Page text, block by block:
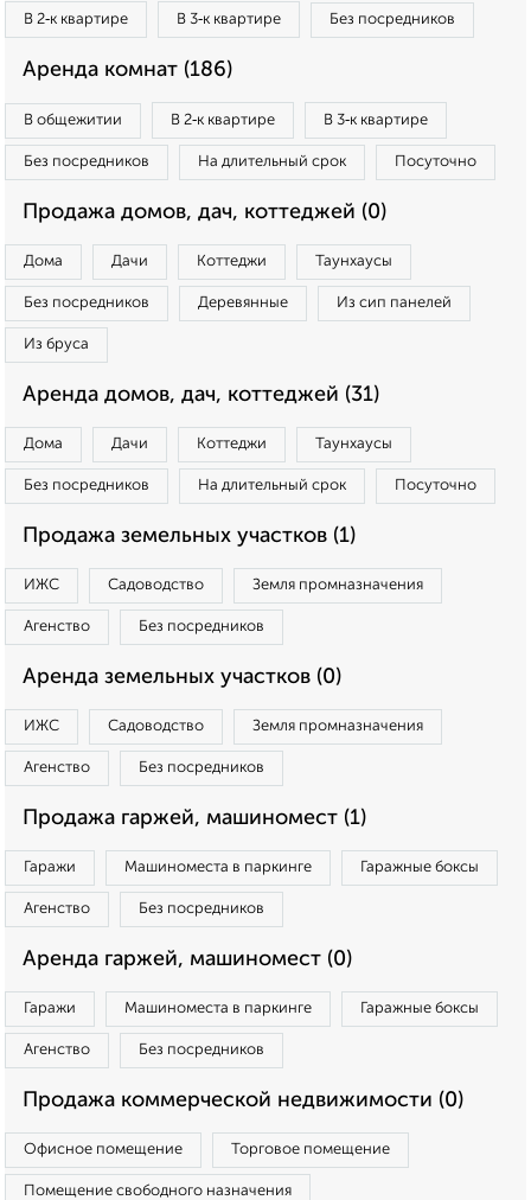
В 2‑к квартире В 3‑к квартире Без посредников
Аренда комнат (186)
В общежитии В 2‑к квартире В 3‑к квартире
Без посредников На длительный срок Посуточно
Продажа домов, дач, коттеджей (0)
Дома Дачи Коттеджи Таунхаусы
Без посредников Деревянные Из сип панелей
Из бруса
Аренда домов, дач, коттеджей (31)
Дома Дачи Коттеджи Таунхаусы
Без посредников На длительный срок Посуточно
Продажа земельных участков (1)
ИЖС Садоводство Земля промназначения
Агенство Без посредников
Аренда земельных участков (0)
ИЖС Садоводство Земля промназначения
Агенство Без посредников
Продажа гаржей, машиномест (1)
Гаражи Машиноместа в паркинге Гаражные боксы
Агенство Без посредников
Аренда гаржей, машиномест (0)
Гаражи Машиноместа в паркинге Гаражные боксы
Агенство Без посредников
Продажа коммерческой недвижимости (0)
Офисное помещение Торговое помещение
Помещение свободного назначения